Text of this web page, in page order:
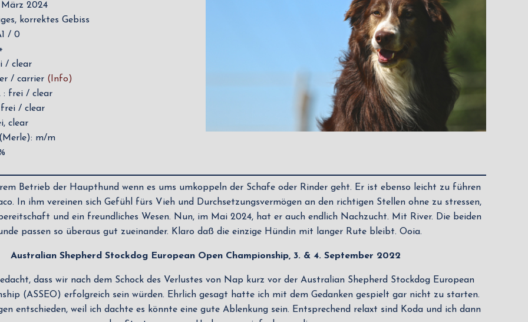
2024
korrektes Gebiss
/ 0
/ clear
/ carrier (Info)
: frei / clear
/ clear
clear
m/m
Betrieb der Haupthund wenn es ums umkoppeln der Schafe oder Rinder geht. Er ist ebenso leicht zu führen
In ihm vereinen sich Gefühl fürs Vieh und Durchsetzungsvermögen an den richtigen Stellen ohne zu stressen,
und ein freundliches Wesen. Nun, im Mai 2024, hat er auch endlich Nachzucht. Mit River. Die beiden
passen so überaus gut zueinander. Klaro daß die einzige Hündin mit langer Rute bleibt. Ooia.
Australian Shepherd Stockdog European Open Championship, 3. & 4. September 2022
dass wir nach dem Schock des Verlustes von Nap kurz vor der Australian Shepherd Stockdog European
(ASSEO) erfolgreich sein würden. Ehrlich gesagt hatte ich mit dem Gedanken gespielt gar nicht zu starten.
entschieden, weil ich dachte es könnte eine gute Ablenkung sein. Entsprechend relaxt sind Koda und ich dann